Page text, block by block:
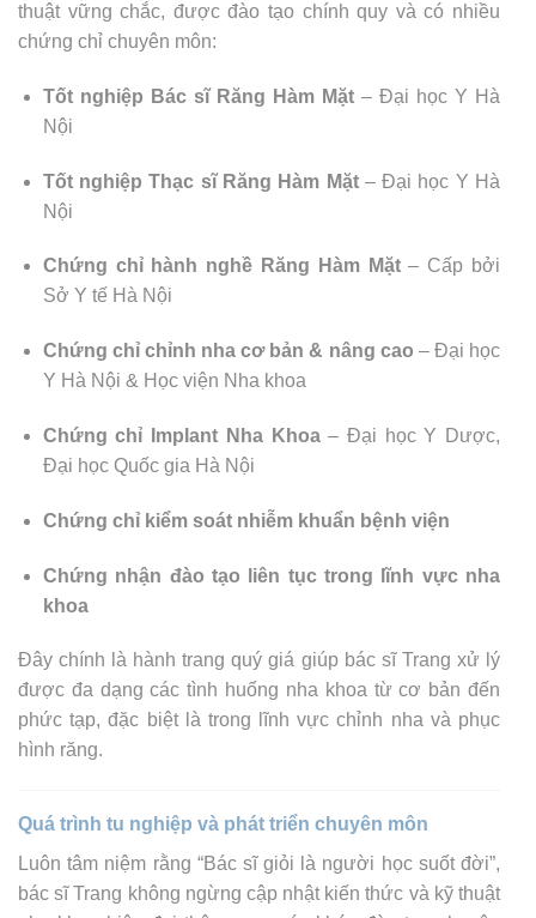
thuật vững chắc, được đào tạo chính quy và có nhiều
chứng chỉ chuyên môn:
Tốt nghiệp Bác sĩ Răng Hàm Mặt– Đại học Y Hà
Nội
Tốt nghiệp Thạc sĩ Răng Hàm Mặt– Đại học Y Hà
Nội
Chứng chỉ hành nghề Răng Hàm Mặt– Cấp bởi
Sở Y tế Hà Nội
Chứng chỉ chỉnh nha cơ bản & nâng cao – Đại học
Y Hà Nội & Học viện Nha khoa
Chứng chỉ Implant Nha Khoa– Đại học Y Dược,
Đại học Quốc gia Hà Nội
Chứng chỉ kiểm soát nhiễm khuẩn bệnh viện
Chứng nhận đào tạo liên tục trong lĩnh vực nha
khoa
Đây chính là hành trang quý giá giúp bác sĩ Trang xử lý
được đa dạng các tình huống nha khoa từ cơ bản đến
phức tạp, đặc biệt là trong lĩnh vực chỉnh nha và phục
hình răng.
Quá trình tu nghiệp và phát triển chuyên môn
Luôn tâm niệm rằng “Bác sĩ giỏi là người học suốt đời”,
bác sĩ Trang không ngừng cập nhật kiến thức và kỹ thuật